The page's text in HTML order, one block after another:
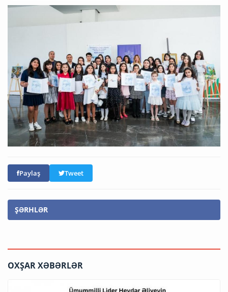
Paylaş Tweet
ŞƏRHLƏR
OXŞAR XƏBƏRLƏR